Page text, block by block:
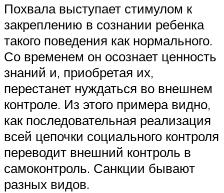
Похвала выступает стимулом к
закреплению в сознании ребенка
такого поведения как нормального.
Со временем он осознает ценность
знаний и, приобретая их,
перестанет нуждаться во внешнем
контроле. Из этого примера видно,
как последовательная реализация
всей цепочки социального контроля
переводит внешний контроль в
самоконтроль. Санкции бывают
разных видов.